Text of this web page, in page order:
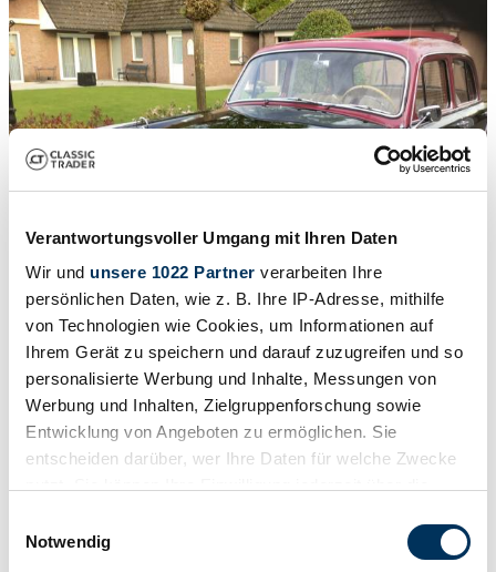
Verantwortungsvoller Umgang mit Ihren Daten
Wir und unsere 1022 Partner verarbeiten Ihre
persönlichen Daten, wie z. B. Ihre IP-Adresse, mithilfe
von Technologien wie Cookies, um Informationen auf
Ihrem Gerät zu speichern und darauf zuzugreifen und so
personalisierte Werbung und Inhalte, Messungen von
Werbung und Inhalten, Zielgruppenforschung sowie
Entwicklung von Angeboten zu ermöglichen. Sie
entscheiden darüber, wer Ihre Daten für welche Zwecke
Trigger Symbol ändern oder widerrufen
Notwendig
/25
1958 | Mercedes-Benz 220 S